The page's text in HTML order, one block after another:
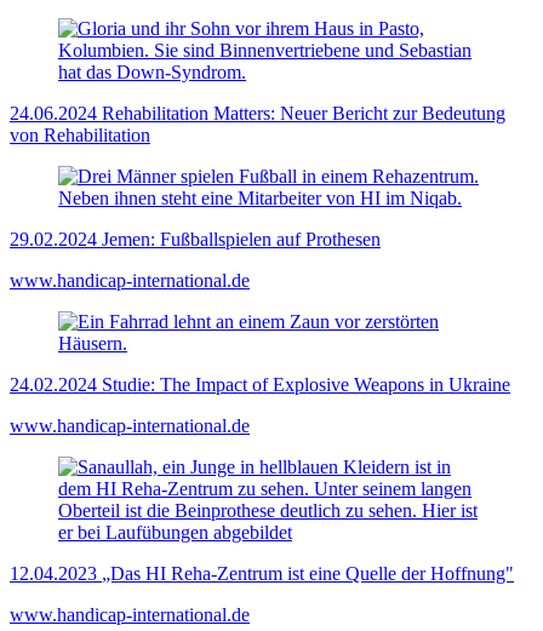
24.06.2024 Rehabilitation Matters: Neuer Bericht zur Bedeutung
von Rehabilitation
29.02.2024 Jemen: Fußballspielen auf Prothesen
www.handicap-international.de
24.02.2024 Studie: The Impact of Explosive Weapons in Ukraine
www.handicap-international.de
12.04.2023 „Das HI Reha-Zentrum ist eine Quelle der Hoffnung"
www.handicap-international.de